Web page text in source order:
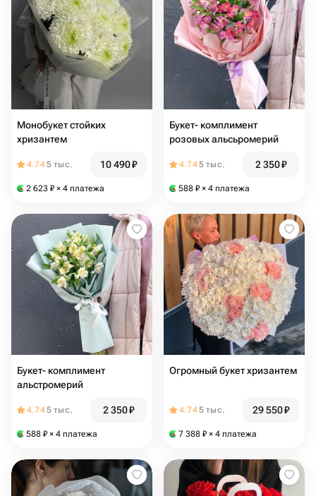
Монобукет стойких
хризантем
4.745 тыс. 10 490₽
2 623 ₽ × 4 платежа
Букет- комплимент
розовых альсьромерий
4.745 тыс. 2 350₽
588 ₽ × 4 платежа
Букет- комплимент
альстромерий
4.745 тыс. 2 350₽
588 ₽ × 4 платежа
Огромный букет хризантем
4.745 тыс. 29 550₽
7 388 ₽ × 4 платежа